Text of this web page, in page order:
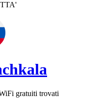
gratuiti trovati